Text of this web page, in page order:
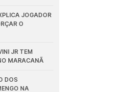
JOGADOR
O
JR TEM
MARACANÃ
DOS
NA